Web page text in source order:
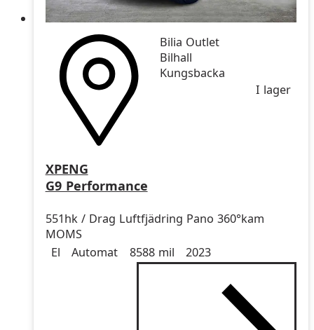
Bilia Outlet
Bilhall
Kungsbacka
I lager
XPENG
G9 Performance
551hk / Drag Luftfjädring Pano 360°kam
MOMS
Drivmedel
El
Drivmedel
Automat
Miltal 8588 mil
årsmodell 2023